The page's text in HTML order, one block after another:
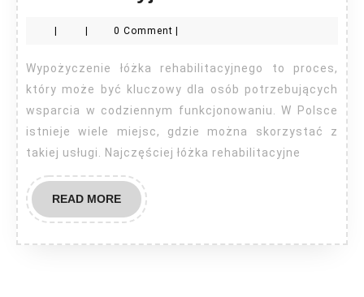
rehabilitacyjne?
0 Comment
Wypożyczenie łóżka rehabilitacyjnego to proces,
który może być kluczowy dla osób potrzebujących
wsparcia w codziennym funkcjonowaniu. W Polsce
istnieje wiele miejsc, gdzie można skorzystać z
takiej usługi. Najczęściej łóżka rehabilitacyjne
READ MOREREAD
MORE